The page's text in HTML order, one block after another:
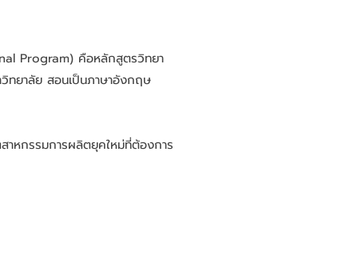
Program) คือหลักสูตรวิทยา
ทยาลัย สอนเป็นภาษาอังกฤษ
หกรรมการผลิตยุคใหม่ที่ต้องการ